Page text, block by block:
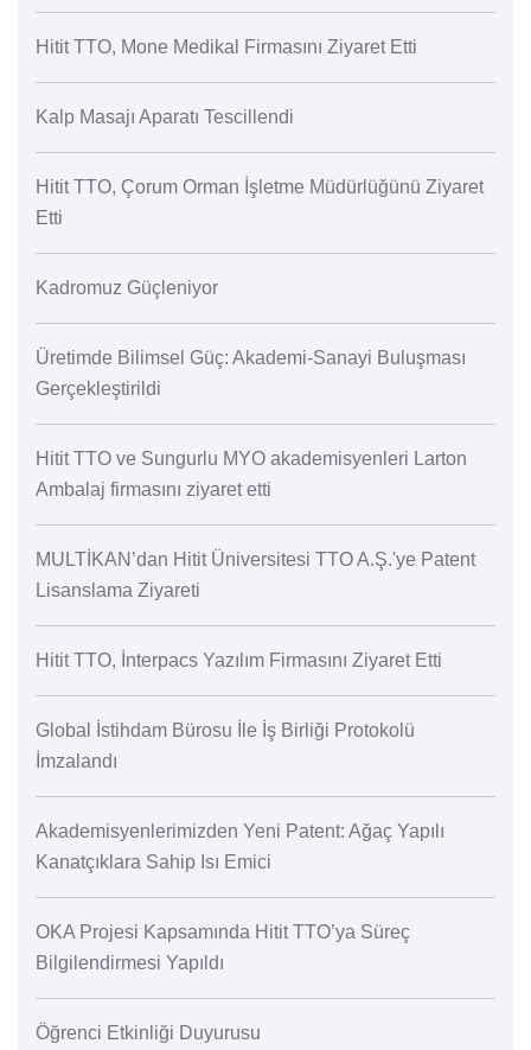
Hitit TTO, Mone Medikal Firmasını Ziyaret Etti
Kalp Masajı Aparatı Tescillendi
Hitit TTO, Çorum Orman İşletme Müdürlüğünü Ziyaret
Etti
Kadromuz Güçleniyor
Üretimde Bilimsel Güç: Akademi-Sanayi Buluşması
Gerçekleştirildi
Hitit TTO ve Sungurlu MYO akademisyenleri Larton
Ambalaj firmasını ziyaret etti
MULTİKAN’dan Hitit Üniversitesi TTO A.Ş.'ye Patent
Lisanslama Ziyareti
Hitit TTO, İnterpacs Yazılım Firmasını Ziyaret Etti
Global İstihdam Bürosu İle İş Birliği Protokolü
İmzalandı
Akademisyenlerimizden Yeni Patent: Ağaç Yapılı
Kanatçıklara Sahip Isı Emici
OKA Projesi Kapsamında Hitit TTO’ya Süreç
Bilgilendirmesi Yapıldı
Öğrenci Etkinliği Duyurusu